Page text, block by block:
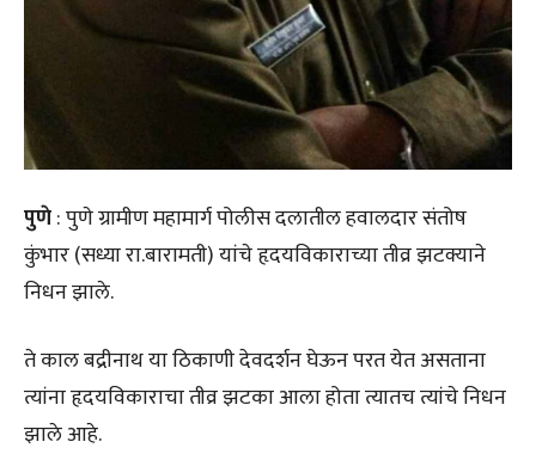
पुणे: पुणे ग्रामीण महामार्ग पोलीस दलातील हवालदार संतोष
कुंभार (सध्या रा.बारामती) यांचे हृदयविकाराच्या तीव्र झटक्याने
निधन झाले.
ते काल बद्रीनाथ या ठिकाणी देवदर्शन घेऊन परत येत असताना
त्यांना हृदयविकाराचा तीव्र झटका आला होता त्यातच त्यांचे निधन
झाले आहे.